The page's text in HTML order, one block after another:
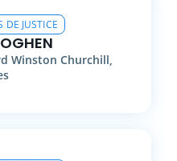
DE JUSTICE
Winston Churchill,